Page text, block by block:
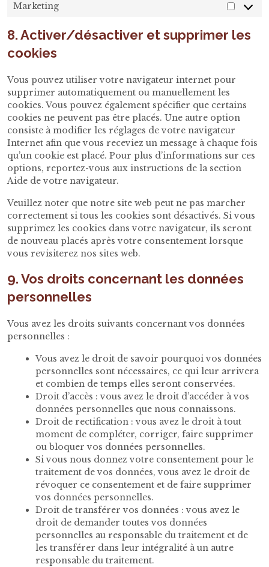
Marketing
8. Activer/désactiver et supprimer les
cookies
Vous pouvez utiliser votre navigateur internet pour
supprimer automatiquement ou manuellement les
cookies. Vous pouvez également spécifier que certains
cookies ne peuvent pas être placés. Une autre option
consiste à modifier les réglages de votre navigateur
Internet afin que vous receviez un message à chaque fois
qu’un cookie est placé. Pour plus d’informations sur ces
options, reportez-vous aux instructions de la section
Aide de votre navigateur.
Veuillez noter que notre site web peut ne pas marcher
correctement si tous les cookies sont désactivés. Si vous
supprimez les cookies dans votre navigateur, ils seront
de nouveau placés après votre consentement lorsque
vous revisiterez nos sites web.
9. Vos droits concernant les données
personnelles
Vous avez les droits suivants concernant vos données
personnelles :
Vous avez le droit de savoir pourquoi vos données
personnelles sont nécessaires, ce qui leur arrivera
et combien de temps elles seront conservées.
Droit d’accès : vous avez le droit d’accéder à vos
données personnelles que nous connaissons.
Droit de rectification : vous avez le droit à tout
moment de compléter, corriger, faire supprimer
ou bloquer vos données personnelles.
Si vous nous donnez votre consentement pour le
traitement de vos données, vous avez le droit de
révoquer ce consentement et de faire supprimer
vos données personnelles.
Droit de transférer vos données : vous avez le
droit de demander toutes vos données
personnelles au responsable du traitement et de
les transférer dans leur intégralité à un autre
responsable du traitement.